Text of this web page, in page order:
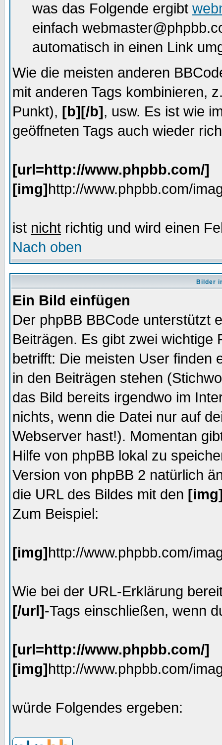
was das Folgende ergibt
einfach
automatisch in einen Link
Wie die meisten anderen
mit anderen Tags kombinieren,
Punkt), [b][/b], usw. Es ist wie
geöffneten Tags auch wieder
[url=http://www.phpbb.com/]
[img]http://www.phpbb.com/
ist nicht richtig und wird einen
Nach oben
Bilder
Ein Bild einfügen
Der phpBB BBCode unterstützt
Beiträgen. Es gibt zwei wichtige
betrifft: Die meisten User finden
in den Beiträgen stehen
das Bild bereits irgendwo im
nichts, wenn die Datei nur auf
Webserver hast!). Momentan
Hilfe von phpBB lokal zu
Version von phpBB 2 natürlich
die URL des Bildes mit den
Zum Beispiel:
[img]http://www.phpbb.com/
Wie bei der URL-Erklärung
[/url]-Tags einschließen, wenn
[url=http://www.phpbb.com/]
[img]http://www.phpbb.com/
würde Folgendes ergeben: